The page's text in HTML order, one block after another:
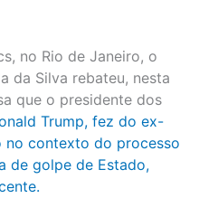
no Rio de Janeiro, o
da Silva rebateu, nesta
que o presidente dos
Trump, fez do ex-
no contexto do processo
de golpe de Estado,